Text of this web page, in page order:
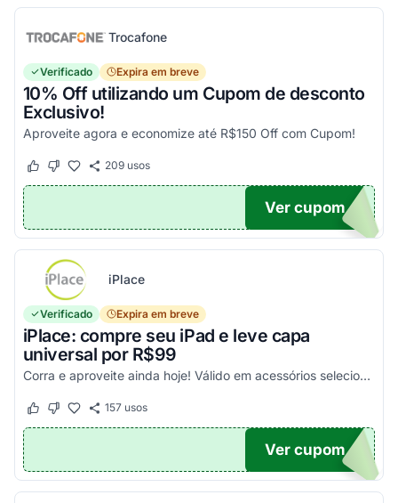
Trocafone
Verificado Expira em breve
10% Off utilizando um Cupom de desconto
Exclusivo!
Aproveite agora e economize até R$150 Off com Cupom!
Este cupom funcionou
Este cupom não funcionou
209usos
OM10
Ver cupom
iPlace
Verificado Expira em breve
iPlace: compre seu iPad e leve capa
universal por R$99
Corra e aproveite ainda hoje! Válido em acessórios selecionados!
Este cupom funcionou
Este cupom não funcionou
157usos
PA
Ver cupom